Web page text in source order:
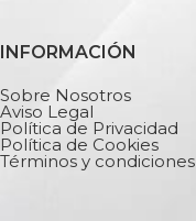
INFORMACIÓN
Sobre Nosotros
Aviso Legal
Política de Privacidad
Política de Cookies
Términos y condiciones